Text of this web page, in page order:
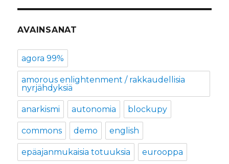
AVAINSANAT
agora 99%
amorous enlightenment / rakkaudellisia
nyrjähdyksiä
anarkismi autonomia blockupy
commons demo english
epäajanmukaisia totuuksia eurooppa